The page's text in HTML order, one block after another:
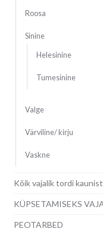
Roosa
Sinine
Helesinine
Tumesinine
Valge
Värviline/ kirju
Vaskne
Kõik vajalik tordi
KÜPSETAMISEKS
PEOTARBED